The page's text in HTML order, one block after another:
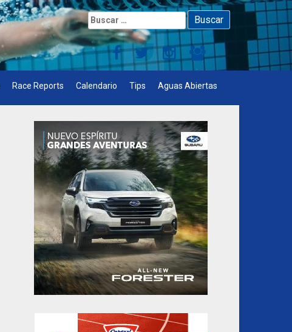
Buscar:
Race Reports Calendario Tips Aguas Abiertas